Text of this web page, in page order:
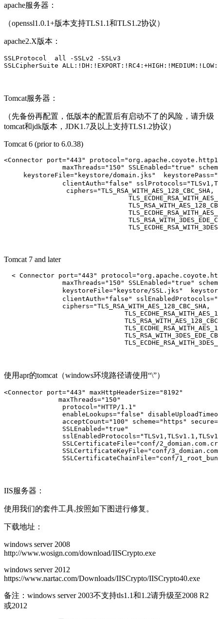
apache服务器：
（openssl1.0.1+版本支持TLS1.1和TLS1.2协议）
apache2.X版本：
SSLProtocol  all -SSLv2 -SSLv3
SSLCipherSuite
Tomcat服务器：
（先备份再配置，低版本的配置后有启动不了的风险，请升级
tomcat和jdk版本，JDK1.7及以上支持TLS1.2协议）
Tomcat 6 (prior to 6.0.38)
<Connector port="443"
maxThreads="150" SSLEnabled="true"
keystoreFile="keystore/domain.jks"  keystorePass="
clientAuth="false"
ciphers="TLS_RSA_WITH_AES_128_CBC_SHA,
Tomcat 7 and later
< Connector port="443"
maxThreads="150" SSLEnabled="true"
keystoreFile="keystore/SSL.jks"
clientAuth="false"
ciphers="TLS_RSA_WITH_AES_128_CBC_SHA,
使用apr的tomcat（windows环境路径请使用“\”）
<Connector port="443" maxHttpHeaderSize="8192"
maxThreads="150"
protocol="HTTP/1.1"
enableLookups="false"
acceptCount="100" scheme="https"
SSLEnabled="true"
SSLCertificateFile="conf/
SSLCertificateKeyFile="conf/
SSLCertificateChainFile="conf/
IIS服务器：
使用我们的套件工具,按照如下图进行修复。
下载地址：
windows server 2008
http://www.wosign.com/download/IISCrypto.exe
windows server 2012
https://www.nartac.com/Downloads/IISCrypto/IISCrypto40.exe
备注：windows server 2003不支持tls1.1和1.2请升级至2008 R2
或2012